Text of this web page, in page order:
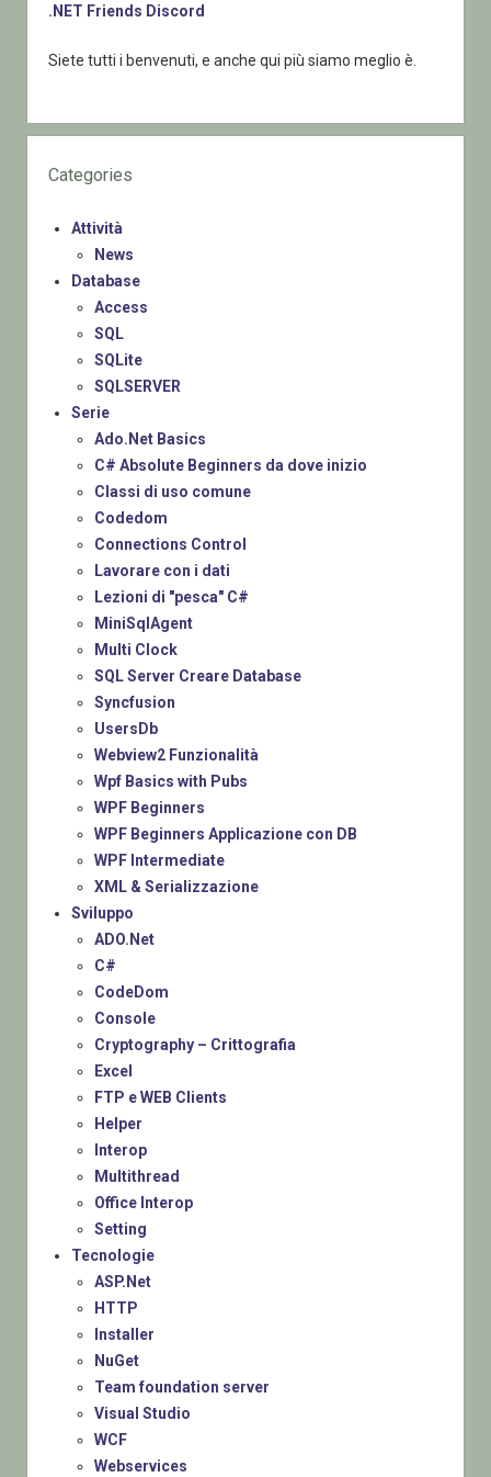
.NET Friends Discord
Siete tutti i benvenuti, e anche qui più siamo meglio è.
Categories
Attività
News
Database
Access
SQL
SQLite
SQLSERVER
Serie
Ado.Net Basics
C# Absolute Beginners da dove inizio
Classi di uso comune
Codedom
Connections Control
Lavorare con i dati
Lezioni di "pesca" C#
MiniSqlAgent
Multi Clock
SQL Server Creare Database
Syncfusion
UsersDb
Webview2 Funzionalità
Wpf Basics with Pubs
WPF Beginners
WPF Beginners Applicazione con DB
WPF Intermediate
XML & Serializzazione
Sviluppo
ADO.Net
C#
CodeDom
Console
Cryptography – Crittografia
Excel
FTP e WEB Clients
Helper
Interop
Multithread
Office Interop
Setting
Tecnologie
ASP.Net
HTTP
Installer
NuGet
Team foundation server
Visual Studio
WCF
Webservices